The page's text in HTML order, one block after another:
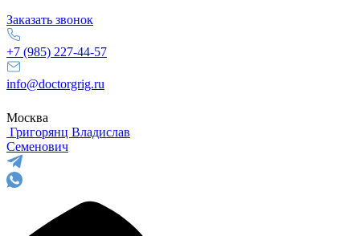
Заказать звонок
+7 (985) 227-44-57
info@doctorgrig.ru
Москва
Григорянц Владислав
Семенович